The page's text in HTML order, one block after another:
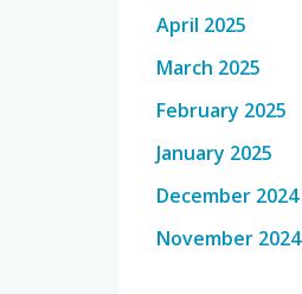
April 2025
March 2025
February 2025
January 2025
December 2024
November 2024